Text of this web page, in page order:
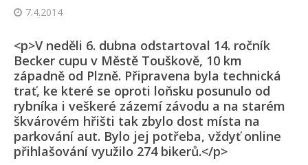
7.4.2014
<p>V neděli 6. dubna odstartoval 14. ročník
Becker cupu v Městě Touškově, 10 km
západně od Plzně. Připravena byla technická
trať, ke které se oproti loňsku posunulo od
rybníka i veškeré zázemí závodu a na starém
škvárovém hřišti tak zbylo dost místa na
parkování aut. Bylo jej potřeba, vždyť online
přihlašování využilo 274 bikerů.</p>